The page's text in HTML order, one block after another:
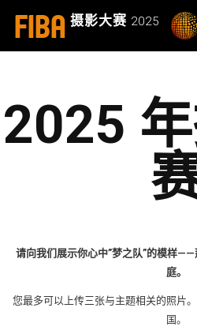
FIBA 摄影大赛2025
2025
请向我们展示你心中”梦之队”的模样
庭。
您最多可以上传三张与主题相关的照片
国。